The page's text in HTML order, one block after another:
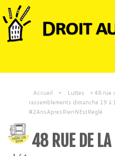
Accueil » Luttes »48 rue
rassemblements dimanche 19 à
#2AnsApresRienNEstReglé
48 RUE DE LA